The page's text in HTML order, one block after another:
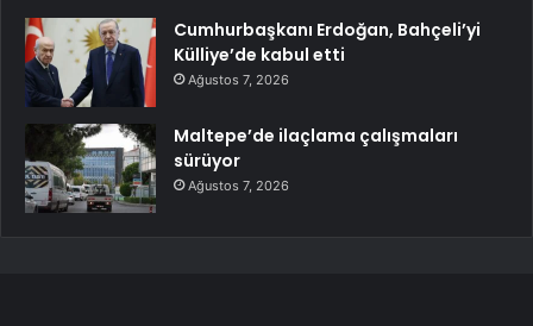
Cumhurbaşkanı Erdoğan, Bahçeli’yi
Külliye’de kabul etti
Ağustos 7, 2026
Maltepe’de ilaçlama çalışmaları
sürüyor
Ağustos 7, 2026